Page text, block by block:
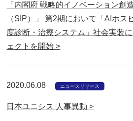
「内閣府 戦略的イノベーション創
（SIP）」 第2期において「AIホス
度診断・治療システム」社会実装
ェクトを開始 >
2020.06.08 ニュースリリース
日本ユニシス 人事異動 >